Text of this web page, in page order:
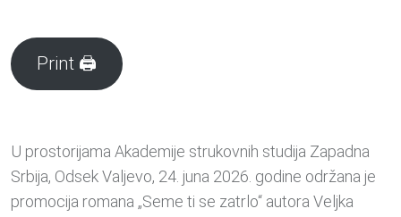
Print 🖨
U prostorijama Akademije strukovnih studija Zapadna
Srbija, Odsek Valjevo, 24. juna 2026. godine održana je
promocija romana „Seme ti se zatrlo“ autora Veljka